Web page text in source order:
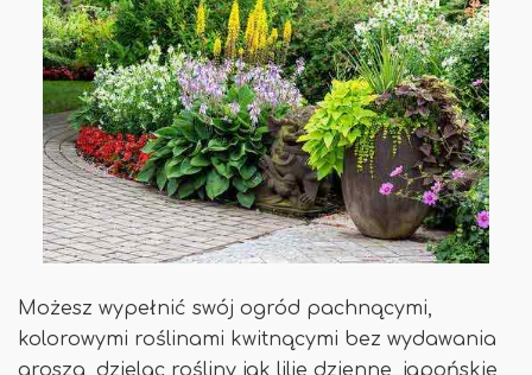
Możesz wypełnić swój ogród pachnącymi,
kolorowymi roślinami kwitnącymi bez wydawania
grosza, dzieląc rośliny jak lilie dzienne, japońskie